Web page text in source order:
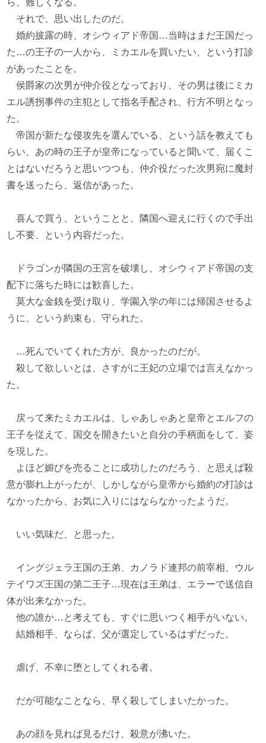
ら、難しくなる。
それで、思い出したのだ。
婚約披露の時、オシウィアド帝国…当時はまだ王国だっ
た…の王子の一人から、ミカエルを買いたい、という打診
があったことを。
侯爵家の次男が仲介役となっており、その男は後にミカ
エル誘拐事件の主犯として指名手配され、行方不明となっ
た。
帝国が新たな侵攻先を選んでいる、という話を教えても
らい、あの時の王子が皇帝になっていると聞いて、届くこ
とはないだろうと思いつつも、仲介役だった次男宛に魔封
書を送ったら、返信があった。
喜んで買う、ということと、隣国へ迎えに行くので手出
し不要、という内容だった。
ドラゴンが隣国の王宮を破壊し、オシウィアド帝国の支
配下に落ちた時には歓喜した。
莫大な金銭を受け取り、学園入学の年には帰国させるよ
うに、という約束も、守られた。
…死んでいてくれた方が、良かったのだが。
殺して欲しいとは、さすがに王妃の立場では言えなかっ
た。
戻って来たミカエルは、しゃあしゃあと皇帝とエルフの
王子を従えて、国交を開きたいと自分の手柄面をして、姿
を現した。
よほど媚びを売ることに成功したのだろう、と思えば殺
意が膨れ上がったが、しかしながら皇帝から婚約の打診は
なかったから、お気に入りにはならなかったようだ。
いい気味だ、と思った。
イングジェラ王国の王弟、カノラド連邦の前宰相、ウル
テイワズ王国の第二王子…現在は王弟は、エラーで送信自
体が出来なかった。
他の誰か…と考えても、すぐに思いつく相手がいない。
結婚相手、ならば、父が選定しているはずだった。
虐げ、不幸に堕としてくれる者。
だが可能なことなら、早く殺してしまいたかった。
あの顔を見れば見るだけ、殺意が沸いた。